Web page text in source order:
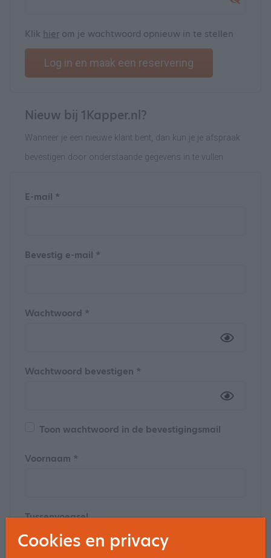
Klik hier om je wachtwoord opnieuw in te stellen
Log in en maak een reservering
Nieuw bij 1Kapper.nl?
Wanneer je een nieuwe klant bent, dan kun je je afspraak
bevestigen door onderstaande gegevens in te vullen
E-mail *
Bevestig e-mail *
Wachtwoord *
Wachtwoord bevestigen *
Toon wachtwoord in de bevestigingsmail
Voornaam *
Tussenvoegsel
Cookies en privacy